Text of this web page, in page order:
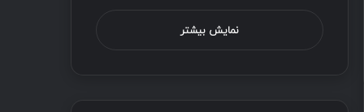
نمایش بیشتر